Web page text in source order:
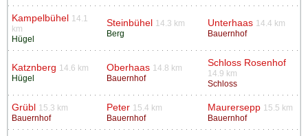
Kampelbühel
14.1
km
Hügel
Steinbühel
14.3 km
Berg
Unterhaas 14.4 km
Bauernhof
Katznberg 14.6 km
Hügel
Oberhaas 14.8 km
Bauernhof
Schloss Rosenhof
14.9 km
Schloss
Grübl
15.3 km
Bauernhof
Peter 15.4 km
Bauernhof
Maurersepp 15.5 km
Bauernhof